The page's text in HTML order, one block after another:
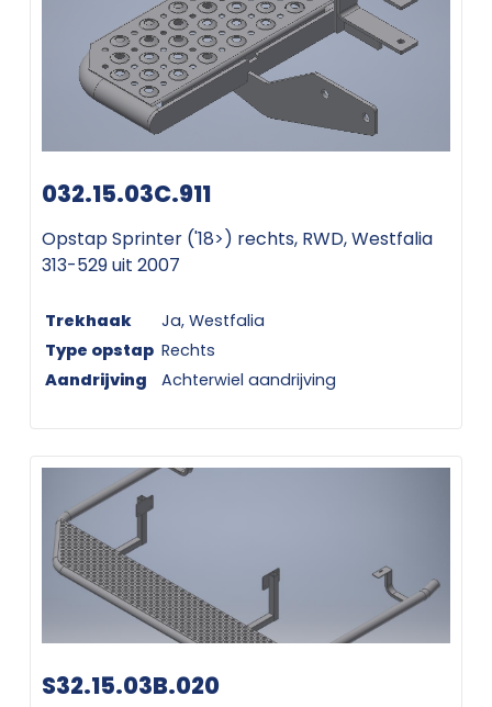
032.15.03C.911
Opstap Sprinter ('18>) rechts, RWD, Westfalia
313-529 uit 2007
Trekhaak
Ja, Westfalia
Type opstap Rechts
Aandrijving
Achterwiel aandrijving
S32.15.03B.020